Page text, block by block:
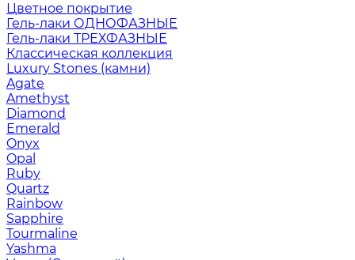
Цветное покрытие
Гель-лаки ОДНОФАЗНЫЕ
Гель-лаки ТРЕХФАЗНЫЕ
Классическая коллекция
Luxury Stones (камни)
Agate
Amethyst
Diamond
Emerald
Onyx
Opal
Ruby
Quartz
Rainbow
Sapphire
Tourmaline
Yashma